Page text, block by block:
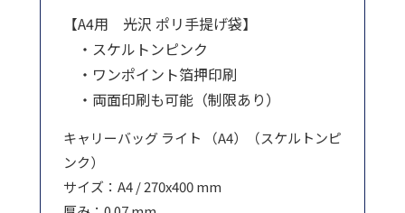
【A4用 光沢 ポリ手提げ袋】
・スケルトンピンク
・ワンポイント箔押印刷
・両面印刷も可能（制限あり）
キャリーバッグ ライト （A4）（スケルトンピ
ンク）
サイズ：A4 / 270x400 mm